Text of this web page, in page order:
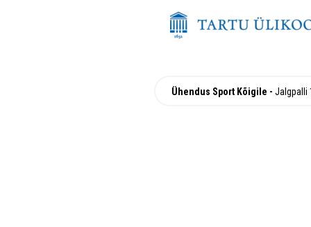
Ühendus Sport Kõigile Jalgpalli